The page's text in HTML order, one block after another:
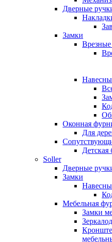
Дверные
Замки
Врезные
Оконная
Для
Детская
Soller
Дверные
Замки
Мебельная
Замки